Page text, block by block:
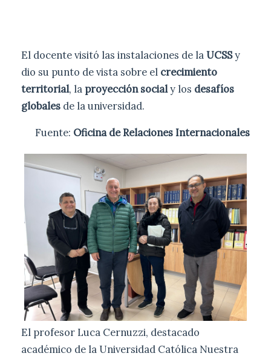
El docente visitó las instalaciones de laUCSSy
dio su punto de vista sobre el crecimiento
territorial, la proyección socialy los desafíos
globales de la universidad.
Fuente: Oficina de Relaciones Internacionales
El profesor Luca Cernuzzi, destacado
académico de la Universidad Católica Nuestra